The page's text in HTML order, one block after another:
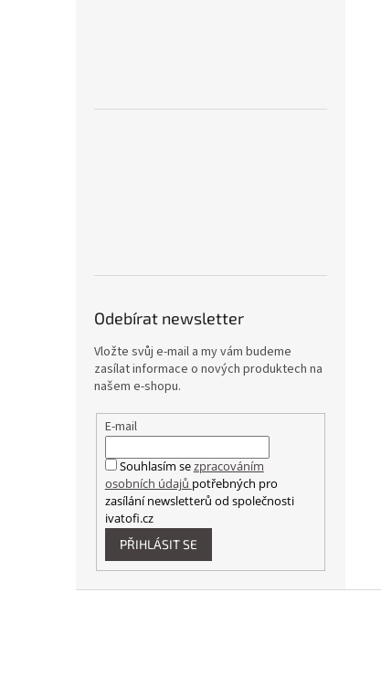
Odebírat newsletter
Vložte svůj e-mail a my vám budeme
zasílat informace o nových produktech na
našem e-shopu.
E-mail
Souhlasím sezpracováním
osobních údajů potřebných pro
zasílání newsletterů od společnosti
ivatofi.cz
PŘIHLÁSIT SE